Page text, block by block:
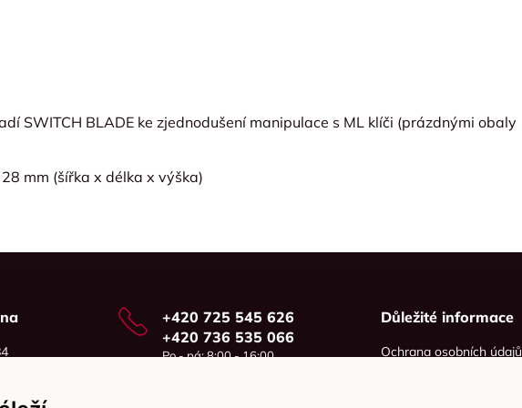
SWITCH BLADE ke zjednodušení manipulace s ML klíči (prázdnými obaly
mm (šířka x délka x výška)
+420 725 545 626
+420 736 535 066
Po - pá: 8:00 - 16:00
Důležité informace
Ochrana osobních údajů